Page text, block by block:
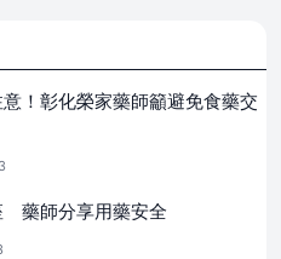
！彰化榮家藥師籲避免食藥交
藥師分享用藥安全